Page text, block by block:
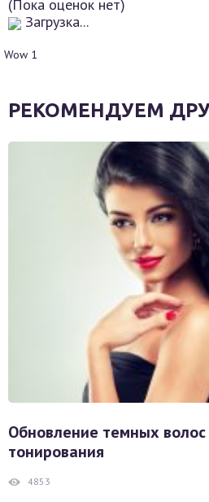
(Пока оценок нет)
Загрузка...
Wow 1
РЕКОМЕНДУЕМ
Обновление темных
тонирования
4853